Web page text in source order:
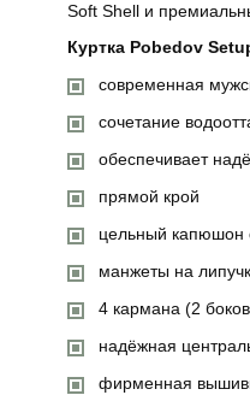
Soft Shell и
Куртка Pobedov
современная
сочетание
обеспечивает
прямой крой
цельный капюшон
манжеты на
4 кармана (2
надёжная
фирменная